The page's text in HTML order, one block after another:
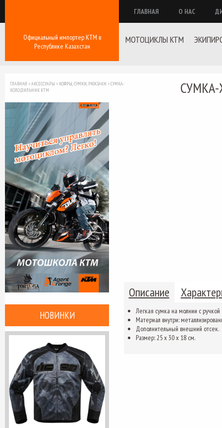
Официальный импортер КТМ в
Республике Казахстан
ГЛАВНАЯ О НАС
МОТОЦИКЛЫ KTM
НОВИНКИ
ГЛАВНАЯ >АКСЕССУАРЫ > КОФРЫ, СУМКИ, РЮКЗАКИ >СУМКА-
ХОЛОДИЛЬНИК KTM
Описание
Легкая сумка на молнии с
Материал внутри:
Дополнительный внешний отсек.
Размер:25х 30х 18 см.